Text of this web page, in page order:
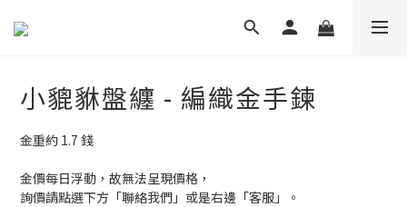
小貔貅盤纏 - 編織金手鍊
金重約 1.7 錢
金價每日浮動，故無法呈現價格，
詢價請點選下方「聯絡我們」或是右邊「客服」。